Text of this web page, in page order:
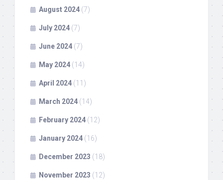
August 2024 (7)
July 2024 (7)
June 2024 (7)
May 2024 (14)
April 2024 (11)
March 2024 (14)
February 2024 (12)
January 2024 (16)
December 2023 (18)
November 2023 (12)